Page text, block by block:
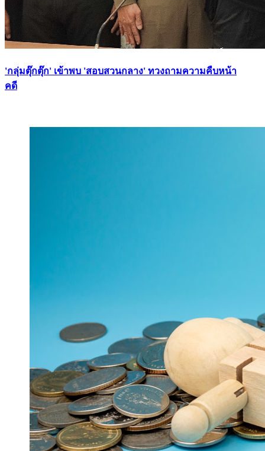
'กลุ่มตุ๊กตุ๊ก' เข้าพบ 'สอบสวนกลาง' ทวงถามความคืบหน้า
คดี